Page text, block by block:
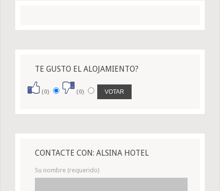
TE GUSTO EL ALOJAMIENTO?
(0) (0)
CONTACTE CON: ALSINA HOTEL
Su nombre (requerido)